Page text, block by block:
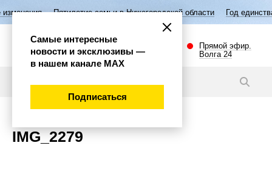
Пятилетие семьи в Нижегородской области Год
Прямой эфир.
Волга 24
IMG_2279
Самые интересные
новости и эксклюзивы —
в нашем канале МАХ
Подписаться